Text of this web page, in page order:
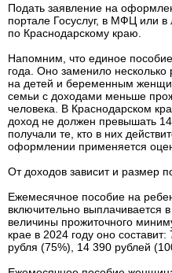
Подать заявление на
портале Госуслуг, в МФЦ или
по Краснодарскому краю.
Напомним, что единое
года. Оно заменило
на детей и беременным
семьи с доходами меньше
человека. В Краснодарском
доход не должен превышать
получали те, кто в них
оформлении применяется
От доходов зависит и размер
Ежемесячное пособие на
включительно выплачивается
величины прожиточного
крае в 2024 году оно
рубля (75%), 14 390 рублей